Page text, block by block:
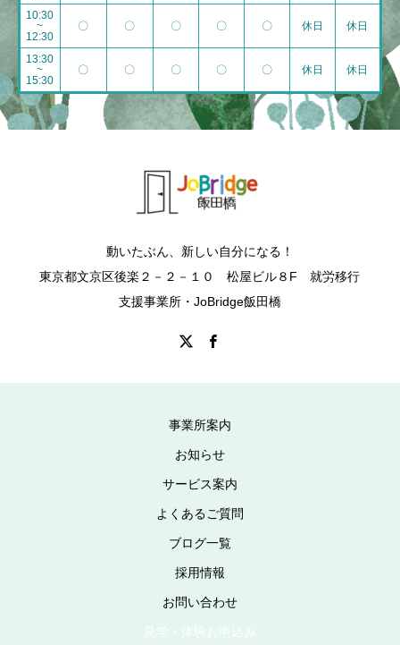
10:30
~
12:30
〇 〇 〇 〇 〇 休日 休日
13:30
~
15:30
〇 〇 〇 〇 〇 休日 休日
動いたぶん、新しい自分になる！
東京都文京区後楽２－２－１０ 松屋ビル８F 就労移行
支援事業所・JoBridge飯田橋
事業所案内
お知らせ
サービス案内
よくあるご質問
ブログ一覧
採用情報
お問い合わせ
見学・体験お申込み